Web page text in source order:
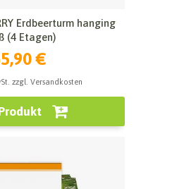
Erdbeerturm hanging
(4 Etagen)
€
zzgl. Versandkosten